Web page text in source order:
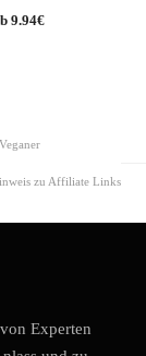
9.94€
zu Affiliate Links
Experten